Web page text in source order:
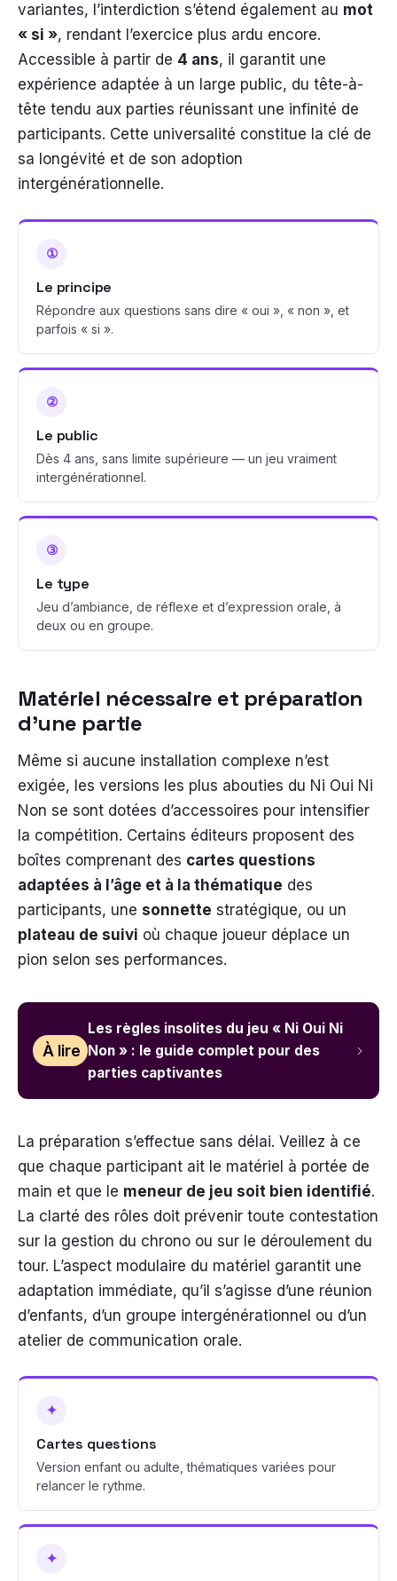
variantes, l’interdiction s’étend également au mot
« si », rendant l’exercice plus ardu encore.
Accessible à partir de 4 ans, il garantit une
expérience adaptée à un large public, du tête-à-
tête tendu aux parties réunissant une infinité de
participants. Cette universalité constitue la clé de
sa longévité et de son adoption
intergénérationnelle.
①
Le principe
Répondre aux questions sans dire « oui », « non », et
parfois « si ».
②
Le public
Dès 4 ans, sans limite supérieure — un jeu vraiment
intergénérationnel.
③
Le type
Jeu d’ambiance, de réflexe et d’expression orale, à
deux ou en groupe.
Matériel nécessaire et préparation
d’une partie
Même si aucune installation complexe n’est
exigée, les versions les plus abouties du Ni Oui Ni
Non se sont dotées d’accessoires pour intensifier
la compétition. Certains éditeurs proposent des
boîtes comprenant des cartes questions
adaptées à l’âge et à la thématique des
participants, une sonnette stratégique, ou un
plateau de suivi où chaque joueur déplace un
pion selon ses performances.
À lire
Les règles insolites du jeu « Ni Oui Ni
Non » : le guide complet pour des
parties captivantes
La préparation s’effectue sans délai. Veillez à ce
que chaque participant ait le matériel à portée de
main et que le meneur de jeu soit bien identifié.
La clarté des rôles doit prévenir toute contestation
sur la gestion du chrono ou sur le déroulement du
tour. L’aspect modulaire du matériel garantit une
adaptation immédiate, qu’il s’agisse d’une réunion
d’enfants, d’un groupe intergénérationnel ou d’un
atelier de communication orale.
✦
Cartes questions
Version enfant ou adulte, thématiques variées pour
relancer le rythme.
✦